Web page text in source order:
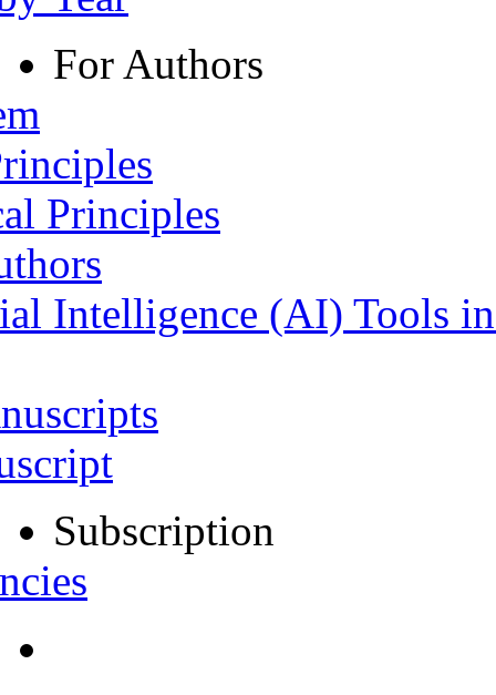
For Authors
Principles
Intelligence (AI) Tools
Subscription